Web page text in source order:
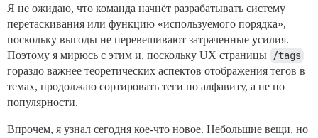
Я не ожидаю, что команда начнёт разрабатывать систему
перетаскивания или функцию «используемого порядка»,
поскольку выгоды не перевешивают затраченные усилия.
Поэтому я мирюсь с этим и, поскольку UX страницы /tags
гораздо важнее теоретических аспектов отображения тегов в
темах, продолжаю сортировать теги по алфавиту, а не по
популярности.
Впрочем, я узнал сегодня кое-что новое. Небольшие вещи, но